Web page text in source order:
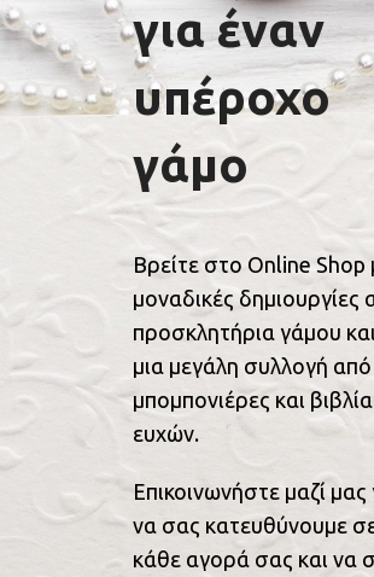
για έναν
υπέροχο
γάμο
Βρείτε στο Online Shop
μοναδικές δημιουργίες
προσκλητήρια γάμου και
μια μεγάλη συλλογή από
μπομπονιέρες και βιβλία
ευχών.
Επικοινωνήστε μαζί μας
να σας κατευθύνουμε
κάθε αγορά σας και να